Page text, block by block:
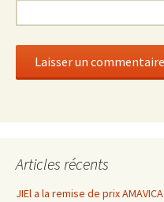
Articles récents
JIEl a la remise de prix AMAVICA